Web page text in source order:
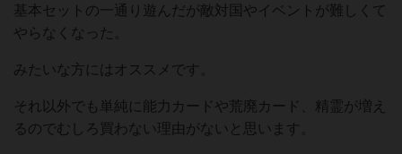
基本セットの一通り遊んだが敵対国やイベントが難しくて
やらなくなった。
みたいな方にはオススメです。
それ以外でも単純に能力カードや荒廃カード、精霊が増え
るのでむしろ買わない理由がないと思います。